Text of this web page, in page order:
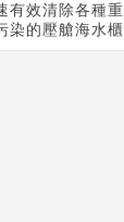
有效清除各種
染的壓艙海水